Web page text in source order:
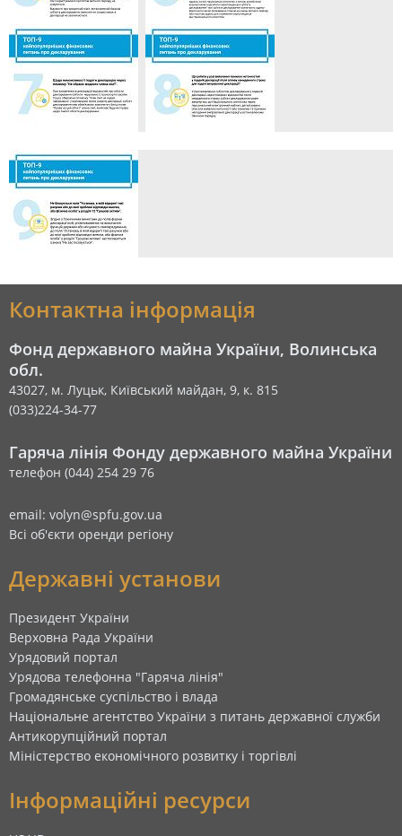
Контактна інформація
Фонд державного майна України, Волинська
обл.
43027, м. Луцьк, Київський майдан, 9, к. 815
(033)224-34-77
Гаряча лінія Фонду державного майна України
телефон (044) 254 29 76
email: volyn@spfu.gov.ua
Всі об'єкти оренди регіону
Державні установи
Президент України
Верховна Рада України
Урядовий портал
Урядова телефонна "Гаряча лінія"
Громадянське суспільство і влада
Національне агентство України з питань державної служби
Антикорупційний портал
Міністерство економічного розвитку і торгівлі
Інформаційні ресурси